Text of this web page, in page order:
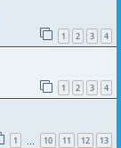
1 2 3 4
1 2 3 4
1 10 11 12 13